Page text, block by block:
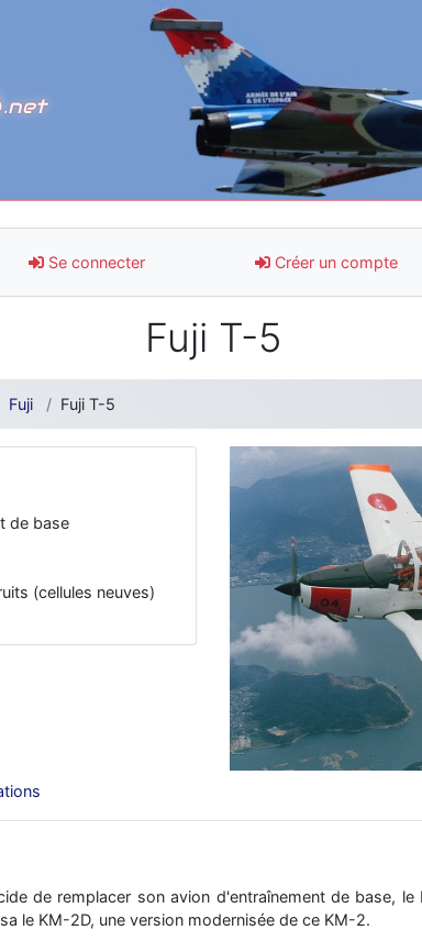
.net
Se connecter Créer un compte
Fuji T-5
Fuji Fuji T-5
de base
(cellules neuves)
de remplacer son avion d'entraînement de base,
le KM-2D, une version modernisée de ce KM-2.